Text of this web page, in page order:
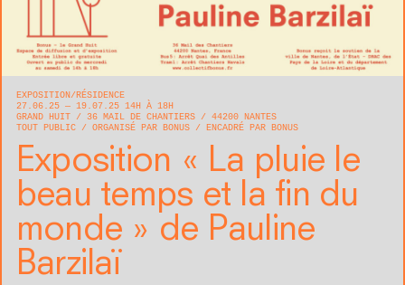
EXPOSITION
RÉSIDENCE
27.06.25 — 19.07.25 14H À 18H
GRAND HUIT
36 MAIL DE CHANTIERS 44200 NANTES
TOUT PUBLIC
ORGANISÉ PAR BONUS ENCADRÉ PAR BONUS
Exposition « La pluie le
beau temps et la fin du
monde » de Pauline
Barzilaï